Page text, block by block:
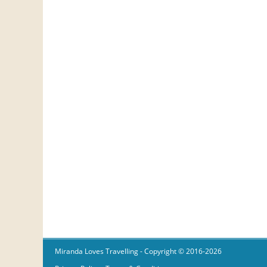
Miranda Loves Travelling- Copyright © 2016-2026